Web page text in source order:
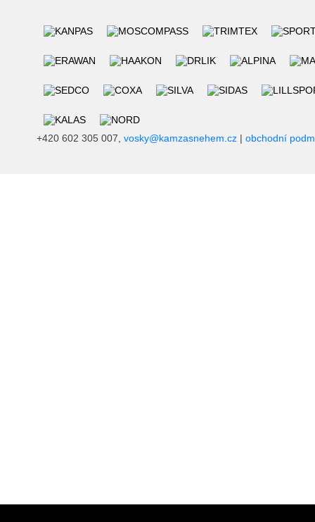
+420 602 305 007, vosky@kamzasnehem.cz | obchodní